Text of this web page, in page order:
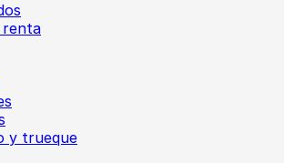
renta
y trueque